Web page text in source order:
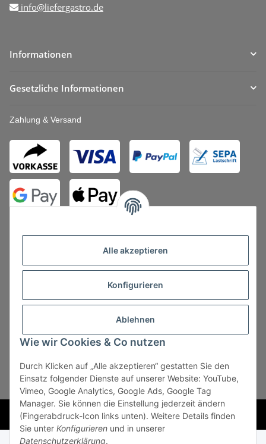
Alle akzeptieren
Konfigurieren
Ablehnen
Wie wir Cookies & Co nutzen
Durch Klicken auf „Alle akzeptieren“ gestatten Sie den
Einsatz folgender Dienste auf unserer Website: YouTube,
Vimeo, Google Analytics, Google Ads, Google Tag
Manager. Sie können die Einstellung jederzeit ändern
(Fingerabdruck-Icon links unten). Weitere Details finden
Sie unter Konfigurieren und in unserer
Datenschutzerklärung.
info@liefergastro.de
Informationen
Gesetzliche Informationen
Zahlung & Versand
Vertrag widerrufen
* Alle Preise zzgl. gesetzlicher USt., zzgl.Versand, zzgl.
Mindermengenzuschlag
Powered byJTL-Shop